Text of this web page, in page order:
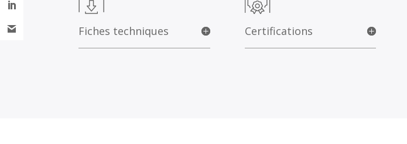
Fiches techniques Certifications